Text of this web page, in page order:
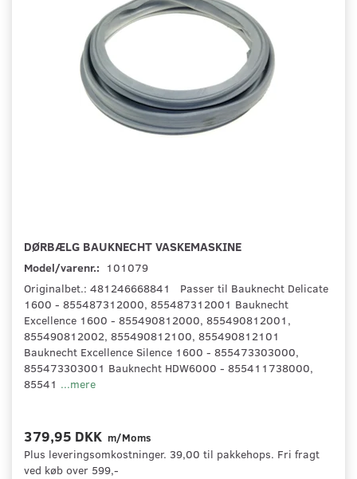
DØRBÆLG BAUKNECHT VASKEMASKINE
Model/varenr.: 101079
Originalbet.: 481246668841 Passer til Bauknecht Delicate
1600 - 855487312000, 855487312001 Bauknecht
Excellence 1600 - 855490812000, 855490812001,
855490812002, 855490812100, 855490812101
Bauknecht Excellence Silence 1600 - 855473303000,
855473303001 Bauknecht HDW6000 - 855411738000,
85541 ...mere
379,95 DKK m/Moms
Plus leveringsomkostninger. 39,00 til pakkehops. Fri fragt
ved køb over 599,-